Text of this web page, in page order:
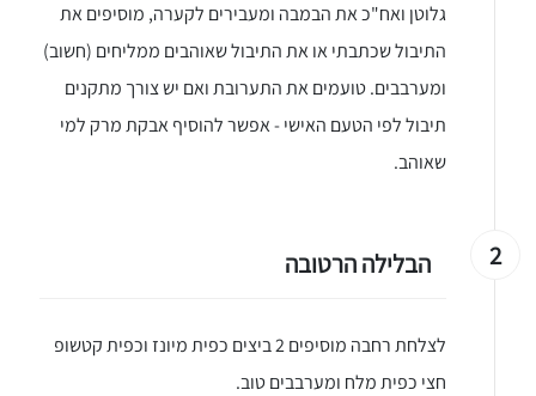
גלוטן ואח"כ את הבמבה ומעבירים לקערה, מוסיפים את
התיבול שכתבתי או את התיבול שאוהבים ממליחים (חשוב)
ומערבבים. טועמים את התערובת ואם יש צורך מתקנים
תיבול לפי הטעם האישי - אפשר להוסיף אבקת מרק למי
שאוהב.
2 הבלילה הרטובה
לצלחת רחבה מוסיפים 2 ביצים כפית מיונז וכפית קטשופ
חצי כפית מלח ומערבבים טוב.